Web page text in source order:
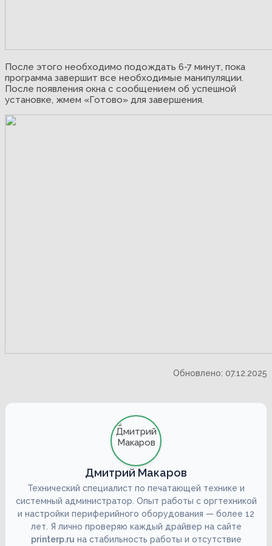
После этого необходимо подождать 6-7 минут, пока
программа завершит все необходимые манипуляции.
После появления окна с сообщением об успешной
установке, жмем «Готово» для завершения.
Обновлено: 07.12.2025
Дмитрий Макаров
Технический специалист по печатающей технике и
системный администратор. Опыт работы с оргтехникой
и настройки периферийного оборудования — более 12
лет. Я лично проверяю каждый драйвер на сайте
printerp.ru на стабильность работы и отсутствие